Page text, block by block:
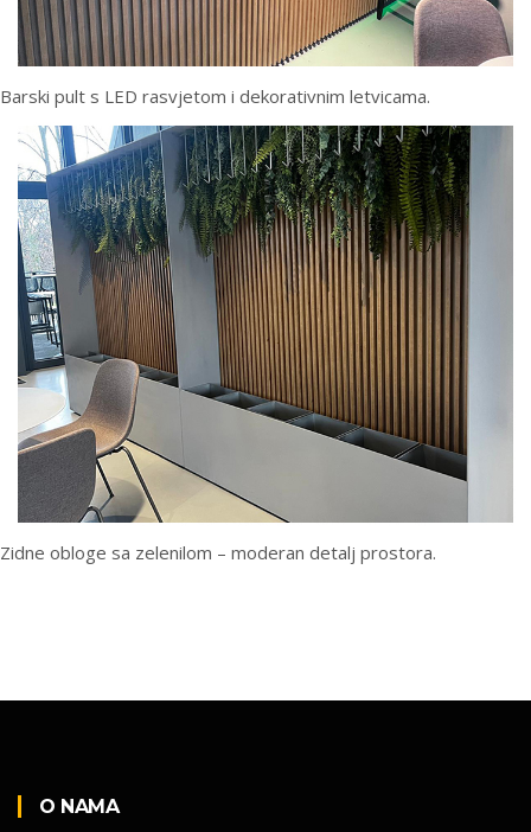
Barski pult s LED rasvjetom i dekorativnim letvicama.
Zidne obloge sa zelenilom – moderan detalj prostora.
O NAMA